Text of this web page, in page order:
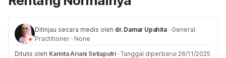
Ditinjau secara medis oleh dr. Damar Upahita · General
Practitioner · None
Ditulis oleh Karinta Ariani Setiaputri · Tanggal diperbarui 26/11/2025